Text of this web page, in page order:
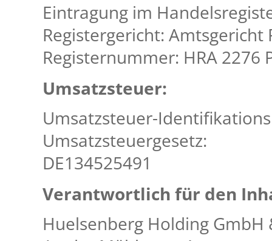
Eintragung im
Registergericht:
Registernummer: HRA 2276
Umsatzsteuer:
Umsatzsteuer-
Umsatzsteuergesetz:
DE134525491
Verantwortlich für den
Huelsenberg Holding GmbH